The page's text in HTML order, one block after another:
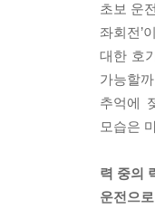
서툴고
거 할 줄
다. 궁지
편해진
니었다.
--- p.34
그나저
미묘한
초보 운
좌회전’
대한 호
가능할
추억에
모습은
력 중의
운전으